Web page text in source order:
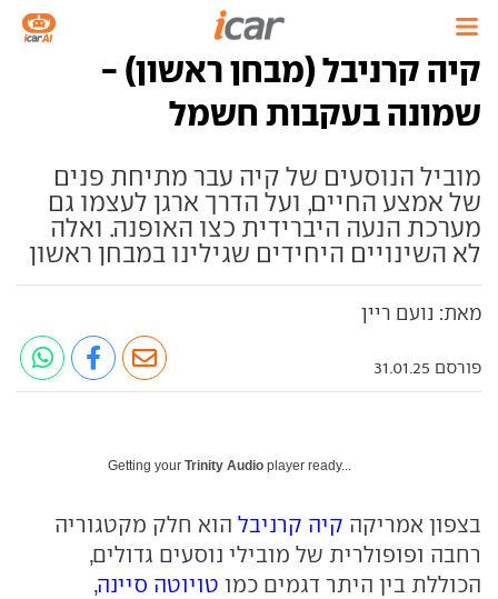
קיה קרניבל (מבחן ראשון) -
שמונה בעקבות חשמל
מוביל הנוסעים של קיה עבר מתיחת פנים
של אמצע החיים, ועל הדרך ארגן לעצמו גם
מערכת הנעה היברידית כצו האופנה. ואלה
לא השינויים היחידים שגילינו במבחן ראשון
מאת: נועם ריין
פורסם 31.01.25
Getting your Trinity Audio player ready...
בצפון אמריקה קיה קרניבל הוא חלק מקטגוריה
רחבה ופופולרית של מובילי נוסעים גדולים,
הכוללת בין היתר דגמים כמו טויוטה סיינה,